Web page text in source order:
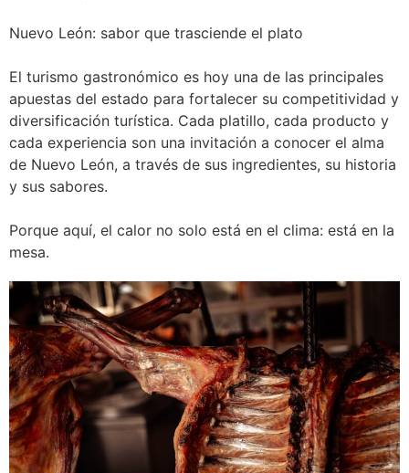
Nuevo León: sabor que trasciende el plato
El turismo gastronómico es hoy una de las principales
apuestas del estado para fortalecer su competitividad y
diversificación turística. Cada platillo, cada producto y
cada experiencia son una invitación a conocer el alma
de Nuevo León, a través de sus ingredientes, su historia
y sus sabores.
Porque aquí, el calor no solo está en el clima: está en la
mesa.